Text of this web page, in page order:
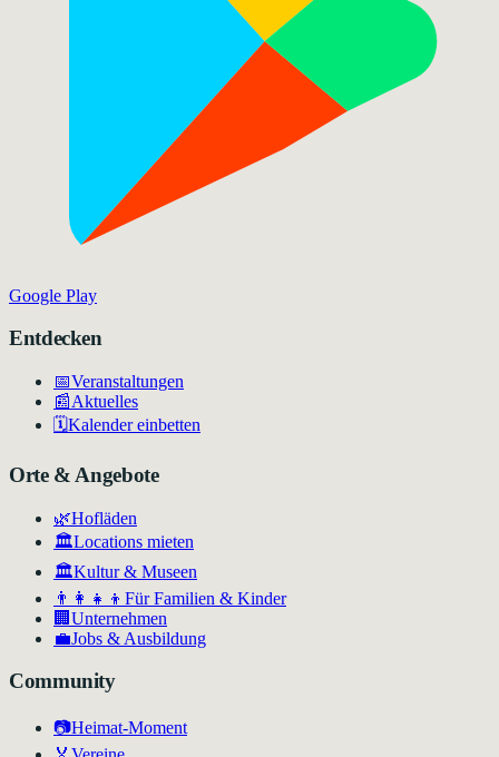
Google Play
Entdecken
📅Veranstaltungen
📰Aktuelles
🗓️Kalender einbetten
Orte & Angebote
🌿Hofläden
🏛️Locations mieten
🏛Kultur & Museen
👨‍👩‍👧‍👦 Für Familien & Kinder
🏢 Unternehmen
💼Jobs & Ausbildung
Community
📷Heimat-Moment